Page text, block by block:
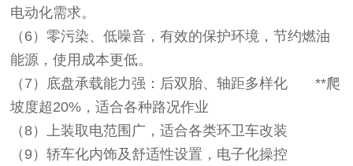
电动化需求。
（6）零污染、低噪音，有效的保护环境，节约燃油
能源，使用成本更低。
（7）底盘承载能力强：后双胎、轴距多样化 **爬
坡度超20%，适合各种路况作业
（8）上装取电范围广，适合各类环卫车改装
（9）轿车化内饰及舒适性设置，电子化操控